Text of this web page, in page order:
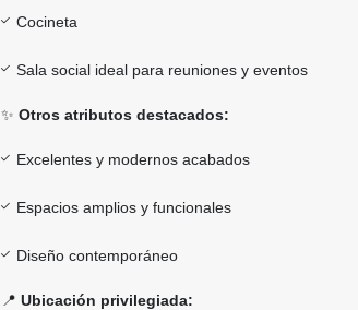
Cocineta
Sala social ideal para reuniones y eventos
✨ Otros atributos destacados:
Excelentes y modernos acabados
Espacios amplios y funcionales
Diseño contemporáneo
📍 Ubicación privilegiada: